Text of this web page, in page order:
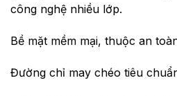
công nghệ nhiều lớp.
Bề mặt mềm mại, thuộc an
Đường chỉ may chéo tiêu